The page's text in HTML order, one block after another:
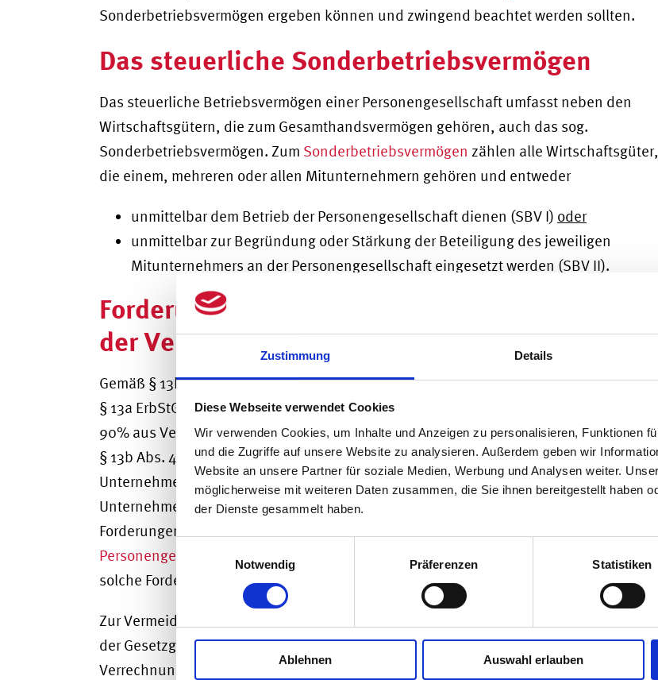
Zustimmung Details
Diese Webseite verwendet Cookies
Wir verwenden Cookies, um Inhalte und Anzeigen zu personalisieren, Funktionen
und die Zugriffe auf unsere Website zu analysieren. Außerdem geben wir
Website an unsere Partner für soziale Medien, Werbung und Analysen weiter.
möglicherweise mit weiteren Daten zusammen, die Sie ihnen bereitgestellt haben
der Dienste gesammelt haben.
Notwendig
Präferenzen Statistiken
Ablehnen Auswahl erlauben
Sonderbetriebsvermögen ergeben können und zwingend beachtet werden sollten.
Das steuerliche Sonderbetriebsvermögen
Das steuerliche Betriebsvermögen einer Personengesellschaft umfasst neben den
Wirtschaftsgütern, die zum Gesamthandsvermögen gehören, auch das sog.
Sonderbetriebsvermögen. Zum Sonderbetriebsvermögen zählen alle Wirtschaftsgüter,
die einem, mehreren oder allen Mitunternehmern gehören und entweder
unmittelbar dem Betrieb der Personengesellschaft dienen (SBV I) oder
unmittelbar zur Begründung oder Stärkung der Beteiligung des jeweiligen
Mitunternehmers an der Personengesellschaft eingesetzt werden (SBV II).
Forderungen im Sonderbetriebsvermögen bei
der Verbundvermögensaufstellung
Gemäß § 13b Abs. 2 S. 2 ErbStG ist die Steuerbefreiung für Unternehmensvermögen
§ 13a ErbStG vollständig nicht zu gewähren, wenn das Unternehmen zu mindestens
90% aus Verwaltungsvermögen besteht. Zum Verwaltungsvermögen gehören u.a.
§ 13b Abs. 4 Nr. 5 ErbStG die sog. Finanzmittel, zu denen auch die Forderungen des
Unternehmens zählen. Da die Prüfung der sog. 90%-Grenze vor der Verrechnung der
Unternehmen enthaltenen Finanzmittel mit den vorhandenen Schulden erfolgt, können
Forderungen des Mitunternehmers gegenüber der Gesellschaft bei
Personengesellschaften
zu Problemen führen. Im Regelfall hat der Mitunternehmer
solche Forderungen im Sonderbetriebsvermögen auszuweisen.
Zur Vermeidung von Benachteiligungen bei mehrstufigen Beteiligungsstrukturen hat
der Gesetzgeber für die Prüfung der 90%-Grenze grundsätzlich die konzerninterne
Verrechnung von Forderungen und Verbindlichkeiten zugelassen. Eine konzerninterne